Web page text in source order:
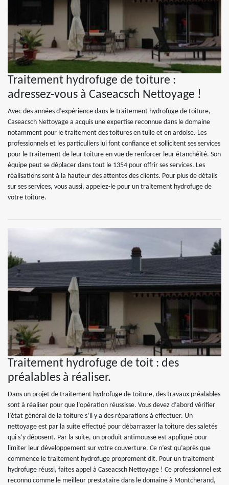
Traitement hydrofuge de toiture :
adressez-vous à Caseacsch Nettoyage !
Avec des années d’expérience dans le traitement hydrofuge de toiture,
Caseacsch Nettoyage a acquis une expertise reconnue dans le domaine
notamment pour le traitement des toitures en tuile et en ardoise. Les
professionnels et les particuliers lui font confiance et sollicitent ses services
pour le traitement de leur toiture en vue de renforcer leur étanchéité. Son
équipe peut se déplacer dans tout le 1354 pour offrir ses services. Les
réalisations sont à la hauteur des attentes des clients. Pour plus de détails
sur ses services, vous aussi, appelez-le pour un traitement hydrofuge de
votre toiture.
Traitement hydrofuge de toit : des
préalables à réaliser.
Dans un projet de traitement hydrofuge de toiture, des travaux préalables
sont à réaliser pour que l’opération réussisse. Vous devez d’abord vérifier
l’état général de la toiture s’il y a des réparations à effectuer. Un
nettoyage est par la suite effectué pour débarrasser la toiture des saletés
qui s’y déposent. Par la suite, un produit antimousse est appliqué pour
limiter leur développement sur votre couverture. Ce n’est qu’après que
commence le traitement hydrofuge proprement dit. Pour un traitement
hydrofuge réussi, faites appel à Caseacsch Nettoyage ! Ce professionnel est
reconnu comme le meilleur prestataire dans le domaine à Montcherand,